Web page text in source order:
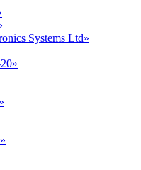
Systems Ltd»